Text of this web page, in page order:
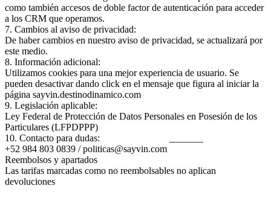
como también accesos de doble factor de autenticación para acceder
a los CRM que operamos.
7. Cambios al aviso de privacidad:
De haber cambios en nuestro aviso de privacidad, se actualizará por
este medio.
8. Información adicional:
Utilizamos cookies para una mejor experiencia de usuario. Se
pueden desactivar dando click en el mensaje que figura al iniciar la
página sayvin.destinodinamico.com
9. Legislación aplicable:
Ley Federal de Protección de Datos Personales en Posesión de los
Particulares (LFPDPPP)
10. Contacto para dudas:
+52 984 803 0839 / politicas@sayvin.com
Reembolsos y apartados
Las tarifas marcadas como no reembolsables no aplican
devoluciones